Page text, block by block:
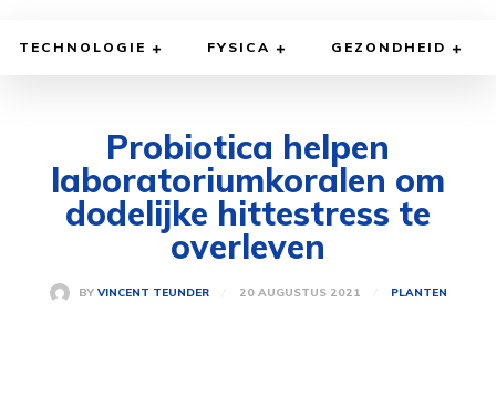
TECHNOLOGIE FYSICA GEZONDHEID
Probiotica helpen
laboratoriumkoralen om
dodelijke hittestress te
overleven
BY VINCENT TEUNDER 20 AUGUSTUS 2021 PLANTEN